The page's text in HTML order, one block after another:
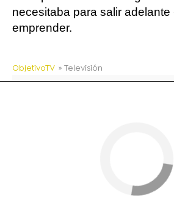
necesitaba para salir adelante
emprender.
ObjetivoTV » Televisión